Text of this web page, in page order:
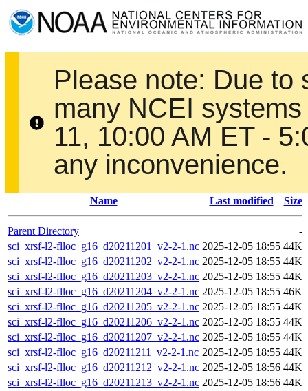
Please note: Due to
many NCEI
11, 10:00 AM ET -
any inconvenience.
Name Last modified Size
Parent Directory
-
sci_xrsf-l2-flloc_g16_d20211201_v2-2-1.nc 2025-12-05 18:55 44K
sci_xrsf-l2-flloc_g16_d20211202_v2-2-1.nc 2025-12-05 18:55 44K
sci_xrsf-l2-flloc_g16_d20211203_v2-2-1.nc 2025-12-05 18:55 44K
sci_xrsf-l2-flloc_g16_d20211204_v2-2-1.nc 2025-12-05 18:55 46K
sci_xrsf-l2-flloc_g16_d20211205_v2-2-1.nc 2025-12-05 18:55 44K
sci_xrsf-l2-flloc_g16_d20211206_v2-2-1.nc 2025-12-05 18:55 44K
sci_xrsf-l2-flloc_g16_d20211207_v2-2-1.nc 2025-12-05 18:55 44K
sci_xrsf-l2-flloc_g16_d20211211_v2-2-1.nc 2025-12-05 18:55 44K
sci_xrsf-l2-flloc_g16_d20211212_v2-2-1.nc 2025-12-05 18:56 44K
sci_xrsf-l2-flloc_g16_d20211213_v2-2-1.nc 2025-12-05 18:56 44K